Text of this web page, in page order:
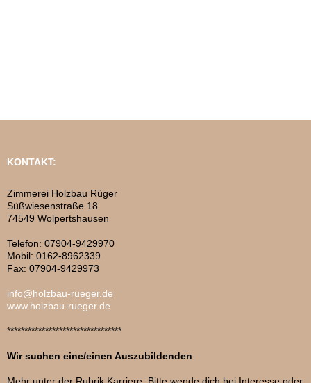
KONTAKT:
Zimmerei Holzbau Rüger
Süßwiesenstraße 18
74549 Wolpertshausen
Telefon: 07904-9429970
Mobil: 0162-8962339
Fax: 07904-9429973
info@holzbau-rueger.de
www.holzbau-rueger.de
*********************************
Wir suchen eine/einen Auszubildenden